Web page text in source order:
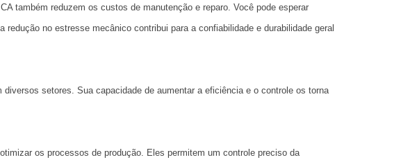
também reduzem os custos de manutenção e reparo. Você pode esperar
no estresse mecânico contribui para a confiabilidade e durabilidade geral
setores. Sua capacidade de aumentar a eficiência e o controle os torna
os processos de produção. Eles permitem um controle preciso da